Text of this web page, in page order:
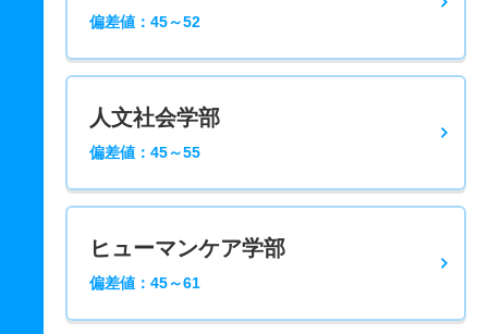
偏差値：45～52
人文社会学部
偏差値：45～55
ヒューマンケア学部
偏差値：45～61